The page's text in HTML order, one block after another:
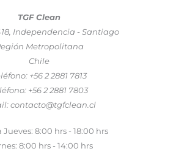
TGF Clean
Independencia - Santiago
Metropolitana
Chile
+56 2 2881 7813
+56 2 2881 7803
contacto@tgfclean.cl
Jueves: 8:00 hrs - 18:00 hrs
8:00 hrs - 14:00 hrs